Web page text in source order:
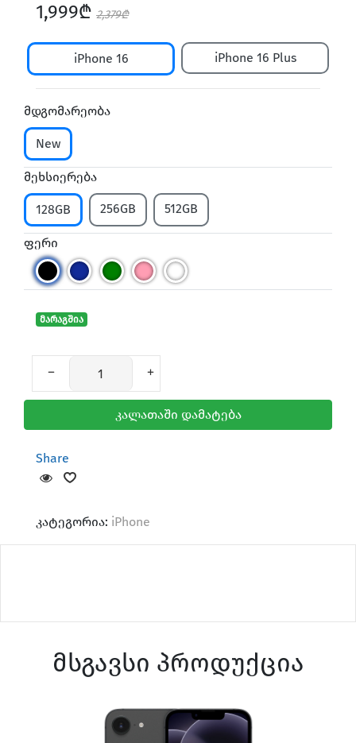
1,999₾ 2,379₾
iPhone 16 iPhone 16 Plus
მდგომარეობა
New
მეხსიერება
128GB 256GB 512GB
ფერი
მარაგშია
კალათაში დამატება
Share
კატეგორია: iPhone
მსგავსი პროდუქცია